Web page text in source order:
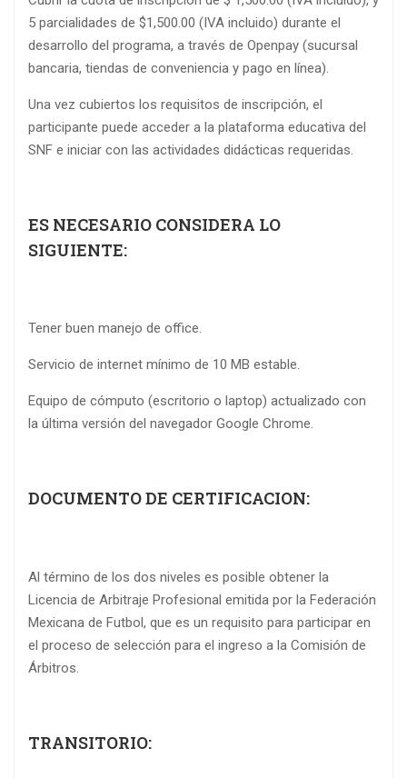
5 parcialidades de $1,500.00 (IVA incluido) durante el
desarrollo del programa, a través de Openpay (sucursal
bancaria, tiendas de conveniencia y pago en línea).
Una vez cubiertos los requisitos de inscripción, el
participante puede acceder a la plataforma educativa del
SNF e iniciar con las actividades didácticas requeridas.
ES NECESARIO CONSIDERA LO
SIGUIENTE:
Tener buen manejo de office.
Servicio de internet mínimo de 10 MB estable.
Equipo de cómputo (escritorio o laptop) actualizado con
la última versión del navegador Google Chrome.
DOCUMENTO DE CERTIFICACION:
Al término de los dos niveles es posible obtener la
Licencia de Arbitraje Profesional emitida por la Federación
Mexicana de Futbol, que es un requisito para participar en
el proceso de selección para el ingreso a la Comisión de
Árbitros.
TRANSITORIO: